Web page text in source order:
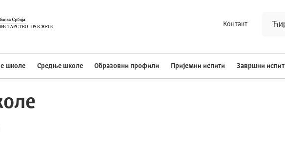
Контакт
школе Средње школе Oбразовни профили Пријемни испити Завршни испит